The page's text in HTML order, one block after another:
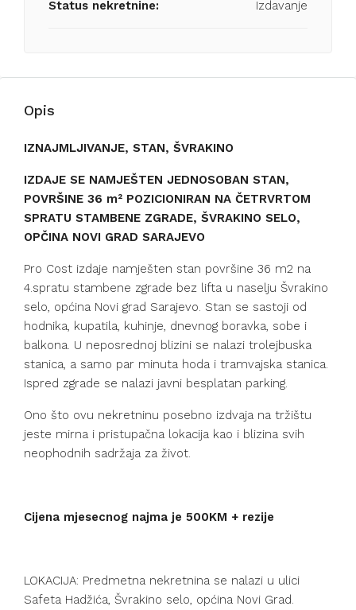
Status nekretnine: Izdavanje
Opis
IZNAJMLJIVANJE, STAN, ŠVRAKINO
IZDAJE SE NAMJEŠTEN JEDNOSOBAN STAN,
POVRŠINE 36 m² POZICIONIRAN NA ČETRVRTOM
SPRATU STAMBENE ZGRADE, ŠVRAKINO SELO,
OPČINA NOVI GRAD SARAJEVO
Pro Cost izdaje namješten stan površine 36 m2 na
4.spratu stambene zgrade bez lifta u naselju Švrakino
selo, općina Novi grad Sarajevo. Stan se sastoji od
hodnika, kupatila, kuhinje, dnevnog boravka, sobe i
balkona. U neposrednoj blizini se nalazi trolejbuska
stanica, a samo par minuta hoda i tramvajska stanica.
Ispred zgrade se nalazi javni besplatan parking.
Ono što ovu nekretninu posebno izdvaja na tržištu
jeste mirna i pristupačna lokacija kao i blizina svih
neophodnih sadržaja za život.
Cijena mjesecnog najma je 500KM + rezije
LOKACIJA: Predmetna nekretnina se nalazi u ulici
Safeta Hadžića, Švrakino selo, općina Novi Grad.